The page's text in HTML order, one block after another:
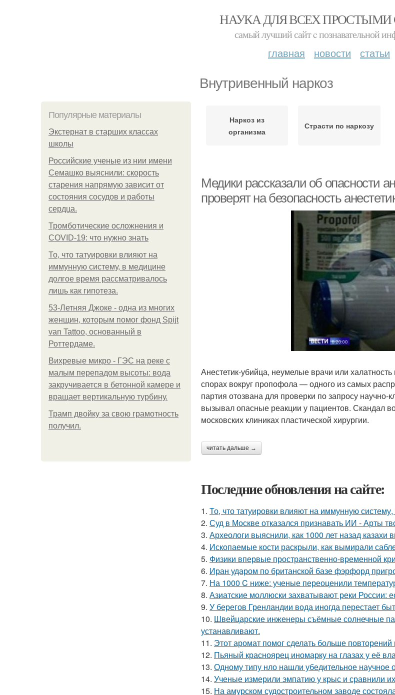
НАУКА ДЛЯ ВСЕХ
самый лучший сайт c познавательной
главная новости статьи
Внутривенный наркоз
Популярные материалы
Экстернат в старших классах
школы
Российские ученые из нии имени
Семашко выяснили: скорость
старения напрямую зависит от
состояния сосудов и работы
сердца.
Тромботические осложнения и
COVID-19: что нужно знать
То, что татуировки влияют на
иммунную систему, в медицине
долгое время рассматривалось
лишь как гипотеза.
53-Летняя Джоке - одна из многих
женщин, которым помог фонд Spijt
van Tattoo, основанный в
Роттердаме.
Вихревые микро - ГЭС на реке с
малым перепадом высоты: вода
закручивается в бетонной камере и
вращает вертикальную турбину.
Трамп двойку за свою грамотность
получил.
Наркоз из
организма
Страсти по наркозу
Медики рассказали об опасности
проверят на безопасность
Анестетик-убийца, неумелые врачи или
спорах вокруг пропофола — одного из самых
партия отозвана для проверки по запросу
вызывал опасные реакции у пациентов. Скандал
московских клиниках пластической хирургии.
читать дальше →
Последние обновления на сайте:
1. То, что татуировки влияют на иммунную
2. Суд в Москве отказался признавать ИИ - Арты
3. Археологи выяснили, как 1000 лет назад казахи
4. Ископаемые кости раскрыли, как вымирали
5. Физики впервые пространственно-временной
6. Иран ударом по британской базе фэрфорд
7. На 1000 C ниже: ученые переоценили
8. Азиатские моллюски захватывают реки России:
9. У берегов Гренландии вода иногда перестает
10. Швейцарские инженеры съёмные солнечные
устанавливают.
11. Этот аромат помог сделать больше повторений
12. Пьяный красноярец иномарку на глазах у её
13. Одному типу нло нашли убедительное научное
14. Ученые измерили эмпатию у крыс и сравнили
15. На амурском судостроительном заводе